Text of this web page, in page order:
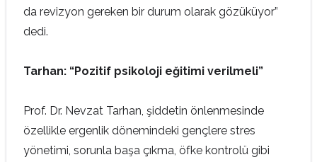
da revizyon gereken bir durum olarak gözüküyor”
dedi.
Tarhan: “Pozitif psikoloji eğitimi verilmeli”
Prof. Dr. Nevzat Tarhan, şiddetin önlenmesinde
özellikle ergenlik dönemindeki gençlere stres
yönetimi, sorunla başa çıkma, öfke kontrolü gibi